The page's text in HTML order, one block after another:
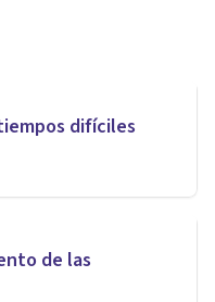
difíciles
de las